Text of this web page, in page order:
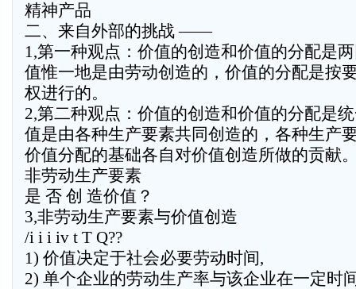
精神产品
二、来自外部的挑战 ——
1,第一种观点：价值的创造和价值的分配是
值惟一地是由劳动创造的，价值的分配是按
权进行的。
2,第二种观点：价值的创造和价值的分配是
值是由各种生产要素共同创造的，各种生产
价值分配的基础各自对价值创造所做的贡献
非劳动生产要素
是 否 创 造价值？
3,非劳动生产要素与价值创造
/i i i iv t T Q??
1) 价值决定于社会必要劳动时间,
2) 单个企业的劳动生产率与该企业在一定时